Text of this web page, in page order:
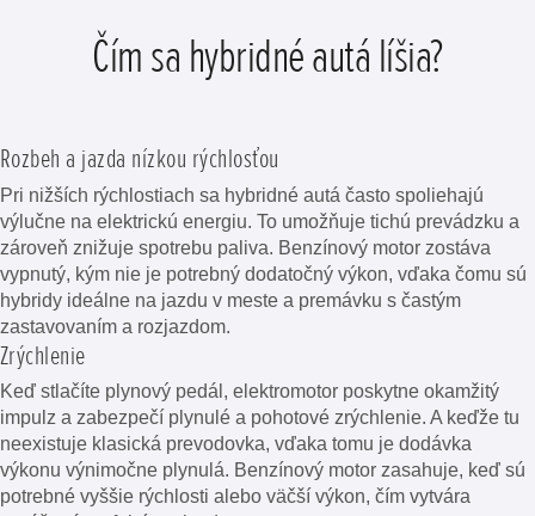
Čím sa hybridné autá líšia?
Rozbeh a jazda nízkou rýchlosťou
Pri nižších rýchlostiach sa hybridné autá často spoliehajú
výlučne na elektrickú energiu. To umožňuje tichú prevádzku a
zároveň znižuje spotrebu paliva. Benzínový motor zostáva
vypnutý, kým nie je potrebný dodatočný výkon, vďaka čomu sú
hybridy ideálne na jazdu v meste a premávku s častým
zastavovaním a rozjazdom.
Zrýchlenie
Keď stlačíte plynový pedál, elektromotor poskytne okamžitý
impulz a zabezpečí plynulé a pohotové zrýchlenie. A keďže tu
neexistuje klasická prevodovka, vďaka tomu je dodávka
výkonu výnimočne plynulá. Benzínový motor zasahuje, keď sú
potrebné vyššie rýchlosti alebo väčší výkon, čím vytvára